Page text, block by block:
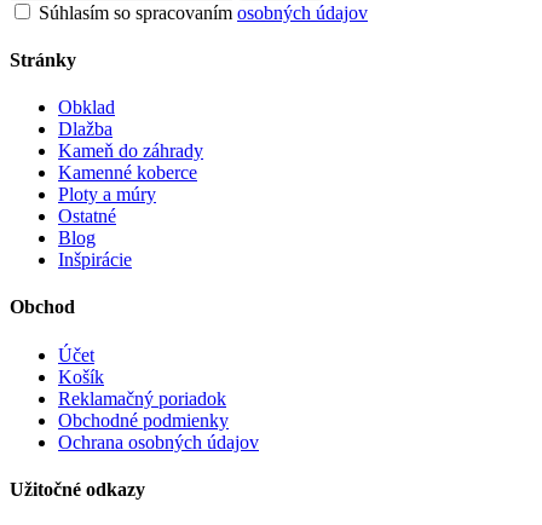
Súhlasím so spracovaním osobných údajov
Stránky
Obklad
Dlažba
Kameň do záhrady
Kamenné koberce
Ploty a múry
Ostatné
Blog
Inšpirácie
Obchod
Účet
Košík
Reklamačný poriadok
Obchodné podmienky
Ochrana osobných údajov
Užitočné odkazy